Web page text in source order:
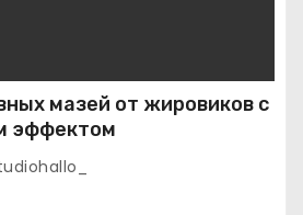
мазей от жировиков с
эффектом